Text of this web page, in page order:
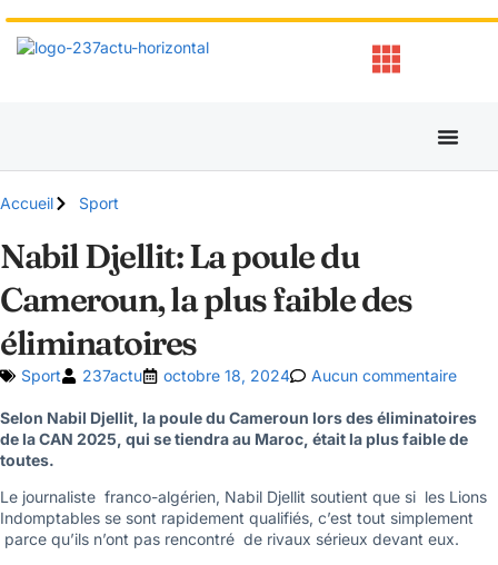
Accueil Sport
Nabil Djellit: La poule du
Cameroun, la plus faible des
éliminatoires
Sport 237actu octobre 18, 2024 Aucun commentaire
Selon Nabil Djellit, la poule du Cameroun lors des éliminatoires
de la CAN 2025, qui se tiendra au Maroc, était la plus faible de
toutes.
Le journaliste franco-algérien, Nabil Djellit soutient que si les Lions
Indomptables se sont rapidement qualifiés, c’est tout simplement
parce qu’ils n’ont pas rencontré de rivaux sérieux devant eux.